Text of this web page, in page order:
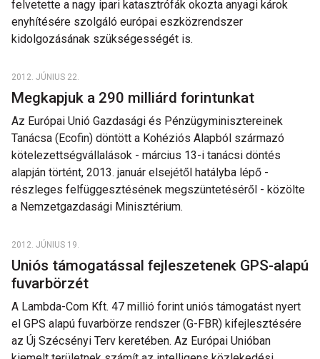
felvetette a nagy ipari katasztrófák okozta anyagi károk
enyhítésére szolgáló európai eszközrendszer
kidolgozásának szükségességét is.
2012. JÚNIUS 22.
Megkapjuk a 290 milliárd forintunkat
Az Európai Unió Gazdasági és Pénzügyminisztereinek
Tanácsa (Ecofin) döntött a Kohéziós Alapból származó
kötelezettségvállalások - március 13-i tanácsi döntés
alapján történt, 2013. január elsejétől hatályba lépő -
részleges felfüggesztésének megszüntetéséről - közölte
a Nemzetgazdasági Minisztérium.
2012. JÚNIUS 19.
Uniós támogatással fejleszetenek GPS-alapú
fuvarbörzét
A Lambda-Com Kft. 47 millió forint uniós támogatást nyert
el GPS alapú fuvarbörze rendszer (G-FBR) kifejlesztésére
az Új Szécsényi Terv keretében. Az Európai Unióban